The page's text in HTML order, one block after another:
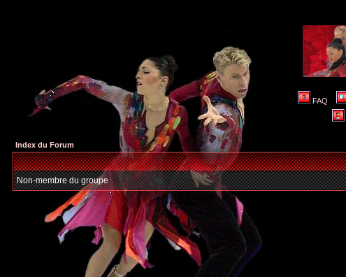
FAQ
Index du Forum
Non-membre du groupe